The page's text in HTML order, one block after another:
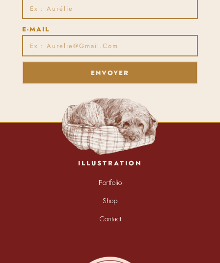
E-MAIL
ENVOYER
ILLUSTRATION
Portfolio
Shop
Contact